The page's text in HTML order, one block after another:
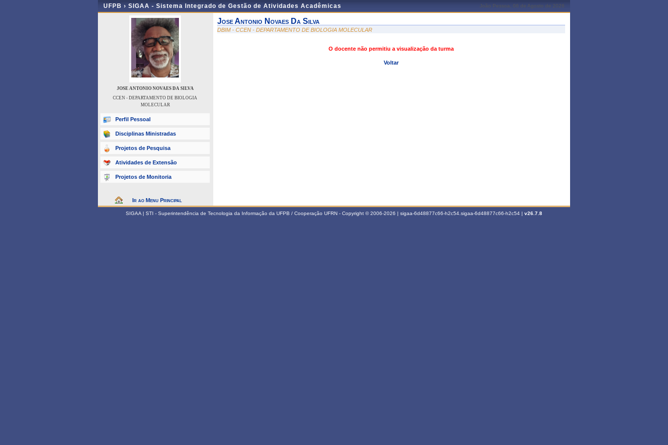
UFPB › SIGAA - Sistema Integrado de Gestão de Atividades Acadêmicas João Pessoa, 06 de Agosto de 2026
JOSE ANTONIO NOVAES DA SILVA
CCEN - DEPARTAMENTO DE BIOLOGIA
MOLECULAR
Perfil Pessoal
Disciplinas Ministradas
Projetos de Pesquisa
Atividades de Extensão
Projetos de Monitoria
Ir ao Menu Principal
Jose Antonio Novaes Da Silva
DBIM - CCEN - DEPARTAMENTO DE BIOLOGIA MOLECULAR
O docente não permitiu a visualização da turma
Voltar
SIGAA | STI - Superintendência de Tecnologia da Informação da UFPB / Cooperação UFRN - Copyright © 2006-2026 | sigaa-6d48877c66-h2c54.sigaa-6d48877c66-h2c54 | v26.7.8